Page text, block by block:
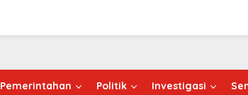
Pemerintahan Politik Investigasi